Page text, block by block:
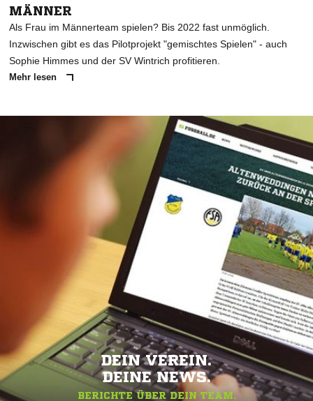
MÄNNER
Als Frau im Männerteam spielen? Bis 2022 fast unmöglich.
Inzwischen gibt es das Pilotprojekt "gemischtes Spielen" - auch
Sophie Himmes und der SV Wintrich profitieren.
Mehr lesen
DEIN VEREIN.
DEINE NEWS.
BERICHTE ÜBER DEIN TEAM.